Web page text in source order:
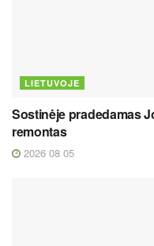
LIETUVOJE
Sostinėje pradedamas
remontas
2026 08 05